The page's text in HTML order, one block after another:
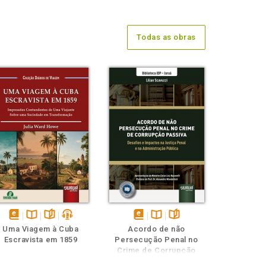
Todas as obras
disponível
em
Disponível
na
páginaspodcast
Uma Viagem à Cuba
Escravista em 1859
disponível
em
eBook
Disponível
na
B.V.
páginas
Acordo de não
Persecução Penal no
Crime de Corrupção